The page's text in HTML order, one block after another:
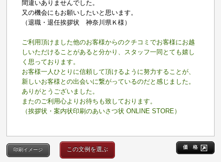
間違いありませんでした。
又の機会にもお願いしたいと思います。
（退職・退任挨拶状 神奈川県Ｋ様）
ご利用頂けました他のお客様からのクチコミでお客様にお越
しいただけることがあると分かり、スタッフ一同とても嬉し
く思っております。
お客様一人ひとりに信頼して頂けるように努力することが、
新しいお客様との出会いに繋がっているのだと感じました。
ありがとうございました。
またのご利用心よりお待ちも致しております。
（挨拶状・案内状印刷のあいさつ状 ONLINE STORE）
価 格
印刷イメージ この文例を選ぶ